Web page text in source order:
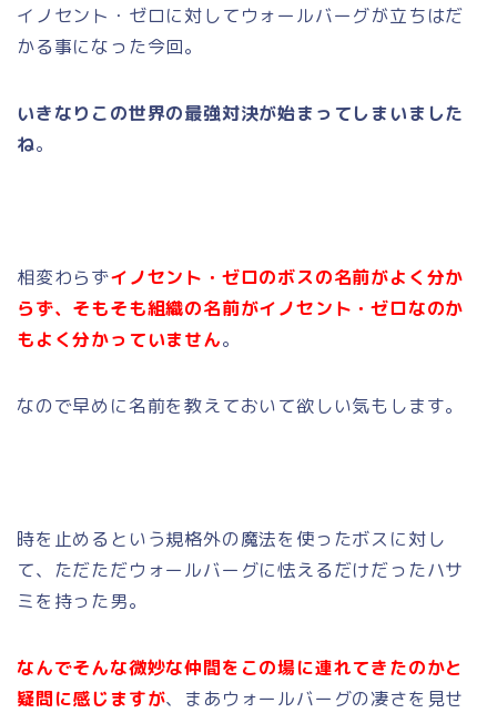
イノセント・ゼロに対してウォールバーグが立ちはだ
かる事になった今回。
いきなりこの世界の最強対決が始まってしまいました
ね。
相変わらずイノセント・ゼロのボスの名前がよく分か
らず、そもそも組織の名前がイノセント・ゼロなのか
もよく分かっていません。
なので早めに名前を教えておいて欲しい気もします。
時を止めるという規格外の魔法を使ったボスに対し
て、ただただウォールバーグに怯えるだけだったハサ
ミを持った男。
なんでそんな微妙な仲間をこの場に連れてきたのかと
疑問に感じますが、まあウォールバーグの凄さを見せ